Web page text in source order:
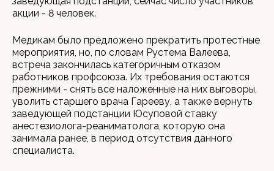
акции - 8 человек.
Медикам было предложено прекратить протестные
мероприятия, но, по словам Рустема Валеева,
встреча закончилась категоричным отказом
работников профсоюза. Их требования остаются
прежними - снять все наложенные на них выговоры,
уволить старшего врача Гарееву, а также вернуть
заведующей подстанции Юсуповой ставку
анестезиолога-реаниматолога, которую она
занимала ранее, в период отсутствия данного
специалиста.